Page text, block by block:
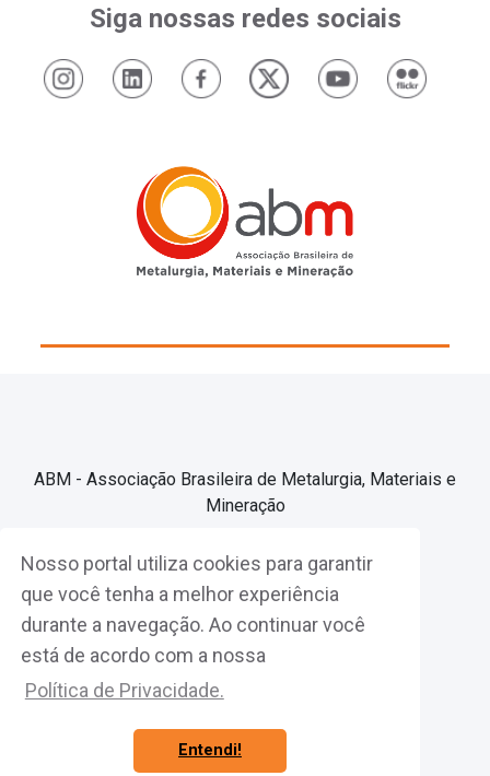
Nosso portal utiliza cookies para garantir
que você tenha a melhor experiência
durante a navegação. Ao continuar você
está de acordo com a nossa
Política de Privacidade.
Entendi!
Siga nossas redes sociais
ABM - Associação Brasileira de Metalurgia, Materiais e
Mineração
Associe-se
Fazer Login